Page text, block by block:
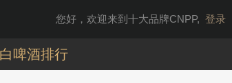
您好，欢迎来到十大品牌CNPP, 登录
白啤酒排行